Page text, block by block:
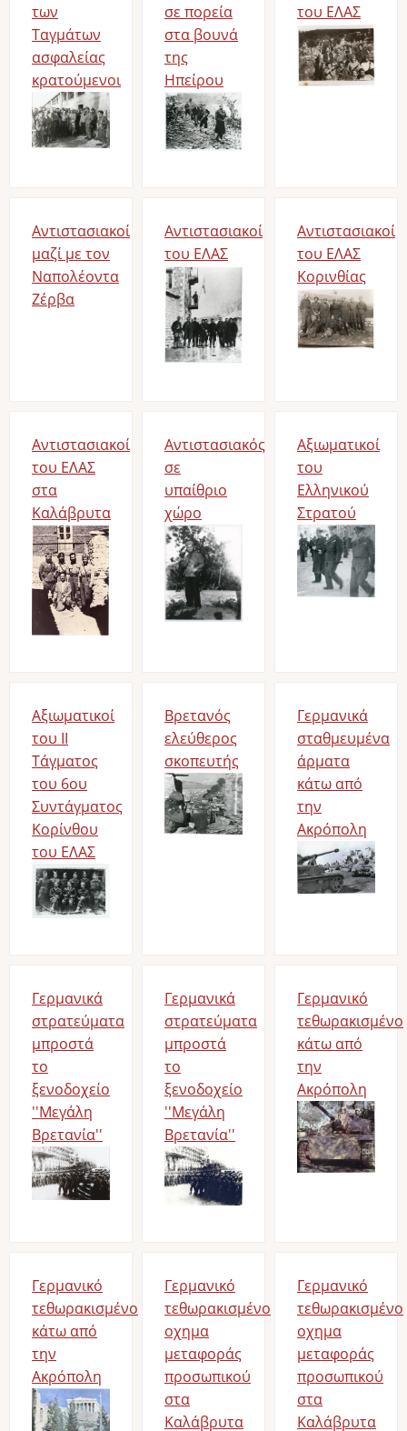
των
Ταγμάτων
ασφαλείας
κρατούμενοι
Image
σε πορεία
στα βουνά
της
Ηπείρου
Image
του ΕΛΑΣ
Image
Αντιστασιακοί
μαζί με τον
Ναπολέοντα
Ζέρβα
Αντιστασιακοί
του ΕΛΑΣ
Image
Αντιστασιακοί
του ΕΛΑΣ
Κορινθίας
Image
Αντιστασιακοί
του ΕΛΑΣ
στα
Καλάβρυτα
Image
Αντιστασιακός
σε
υπαίθριο
χώρο
Image
Αξιωματικοί
του
Ελληνικού
Στρατού
Image
Αξιωματικοί
του ΙΙ
Τάγματος
του 6ου
Συντάγματος
Κορίνθου
του ΕΛΑΣ
Image
Βρετανός
ελεύθερος
σκοπευτής
Image
Γερμανικά
σταθμευμένα
άρματα
κάτω από
την
Ακρόπολη
Image
Γερμανικά
στρατεύματα
μπροστά
το
ξενοδοχείο
''Μεγάλη
Βρετανία''
Image
Γερμανικά
στρατεύματα
μπροστά
το
ξενοδοχείο
''Μεγάλη
Βρετανία''
Image
Γερμανικό
τεθωρακισμένο
κάτω από
την
Ακρόπολη
Image
Γερμανικό
τεθωρακισμένο
κάτω από
την
Ακρόπολη
Image
Γερμανικό
τεθωρακισμένο
οχημα
μεταφοράς
προσωπικού
στα
Καλάβρυτα
Γερμανικό
τεθωρακισμένο
οχημα
μεταφοράς
προσωπικού
στα
Καλάβρυτα